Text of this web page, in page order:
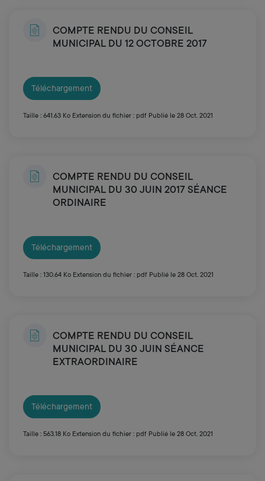
COMPTE RENDU DU CONSEIL
MUNICIPAL DU 12 OCTOBRE 2017
Téléchargement
Taille : 641.63 Ko Extension du fichier : pdf Publié le 28 Oct. 2021
COMPTE RENDU DU CONSEIL
MUNICIPAL DU 30 JUIN 2017 SÉANCE
ORDINAIRE
Téléchargement
Taille : 130.64 Ko Extension du fichier : pdf Publié le 28 Oct. 2021
COMPTE RENDU DU CONSEIL
MUNICIPAL DU 30 JUIN SÉANCE
EXTRAORDINAIRE
Téléchargement
Taille : 563.18 Ko Extension du fichier : pdf Publié le 28 Oct. 2021